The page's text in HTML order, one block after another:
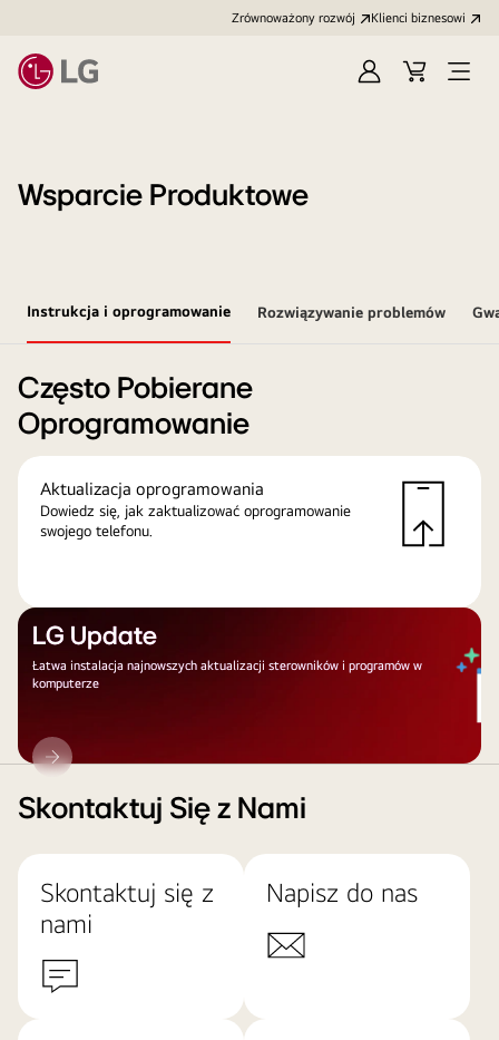
Zrównoważony rozwój Klienci biznesowi
ZalogujKoszyk
Wsparcie Produktowe
Instrukcja i oprogramowanie Rozwiązywanie problemów
Często Pobierane
Oprogramowanie
Aktualizacja oprogramowania
Dowiedz się, jak zaktualizować oprogramowanie
swojego telefonu.
LG Update
Łatwa instalacja najnowszych aktualizacji sterowników i programów w
komputerze
LG
Update
Skontaktuj Się z Nami
Skontaktuj się z
nami
Napisz do nas